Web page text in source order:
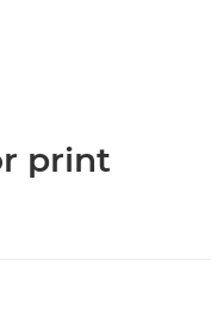
print